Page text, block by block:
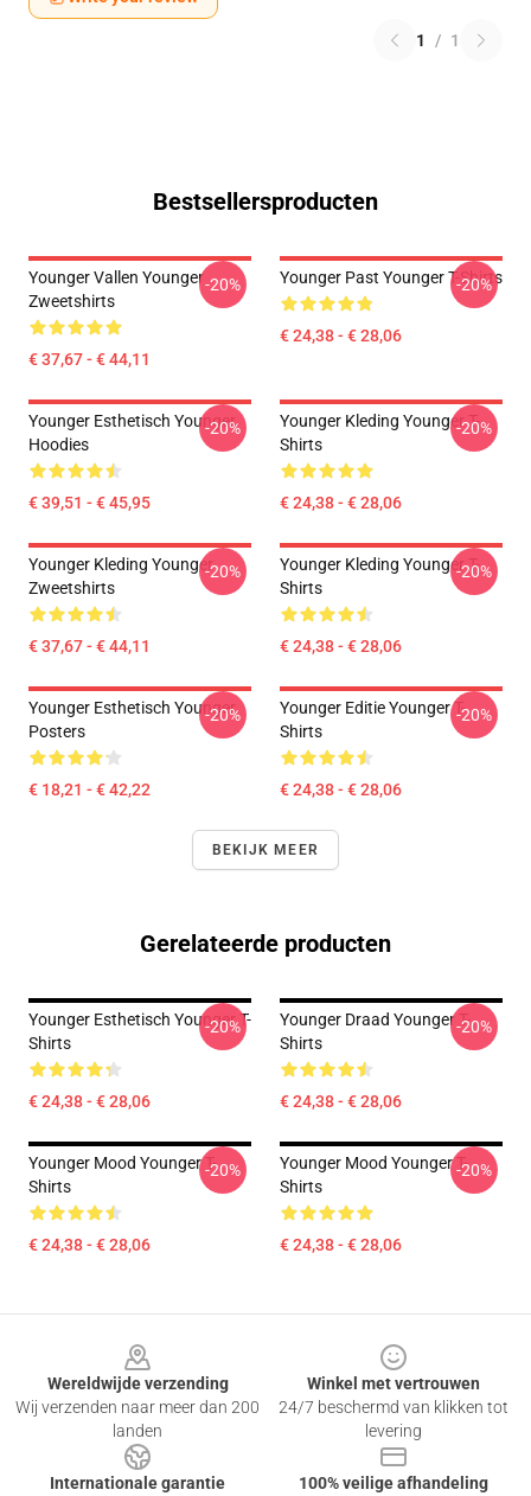
1 / 1
Bestsellersproducten
Younger Vallen Younger
Zweetshirts
€ 37,67 - € 44,11
-20% Younger Past Younger T-Shirts
€ 24,38 - € 28,06
-20%
Younger Esthetisch Younger
Hoodies
€ 39,51 - € 45,95
-20%
Younger Kleding Younger T-
Shirts
€ 24,38 - € 28,06
-20%
Younger Kleding Younger
Zweetshirts
€ 37,67 - € 44,11
-20%
Younger Kleding Younger T-
Shirts
€ 24,38 - € 28,06
-20%
Younger Esthetisch Younger
Posters
€ 18,21 - € 42,22
-20%
Younger Editie Younger T-
Shirts
€ 24,38 - € 28,06
-20%
BEKIJK MEER
Gerelateerde producten
Younger Esthetisch Younger T-
Shirts
€ 24,38 - € 28,06
-20%
Younger Draad Younger T-
Shirts
€ 24,38 - € 28,06
-20%
Younger Mood Younger T-
Shirts
€ 24,38 - € 28,06
-20%
Younger Mood Younger T-
Shirts
€ 24,38 - € 28,06
-20%
Wereldwijde verzending
Wij verzenden naar meer dan 200
landen
Winkel met vertrouwen
24/7 beschermd van klikken tot
levering
Internationale garantie
100% veilige afhandeling